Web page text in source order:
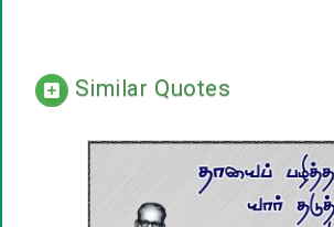
Similar Quotes